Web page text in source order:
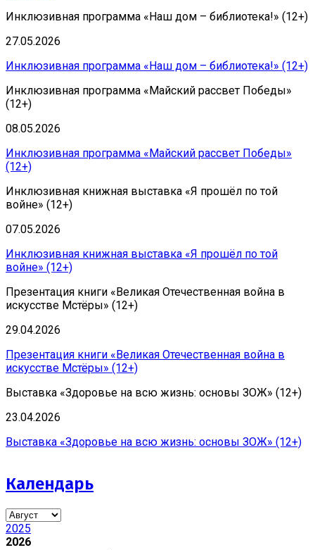
Инклюзивная программа «Наш дом – библиотека!» (12+)
27.05.2026
Инклюзивная программа «Наш дом – библиотека!» (12+)
Инклюзивная программа «Майский рассвет Победы»
(12+)
08.05.2026
Инклюзивная программа «Майский рассвет Победы»
(12+)
Инклюзивная книжная выставка «Я прошёл по той
войне» (12+)
07.05.2026
Инклюзивная книжная выставка «Я прошёл по той
войне» (12+)
Презентация книги «Великая Отечественная война в
искусстве Мстёры» (12+)
29.04.2026
Презентация книги «Великая Отечественная война в
искусстве Мстёры» (12+)
Выставка «Здоровье на всю жизнь: основы ЗОЖ» (12+)
23.04.2026
Выставка «Здоровье на всю жизнь: основы ЗОЖ» (12+)
Календарь
2025
2026